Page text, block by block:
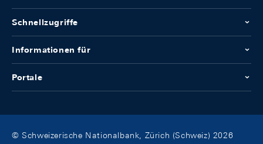
Schnellzugriffe
Informationen für
Portale
© Schweizerische Nationalbank, Zürich (Schweiz) 2026